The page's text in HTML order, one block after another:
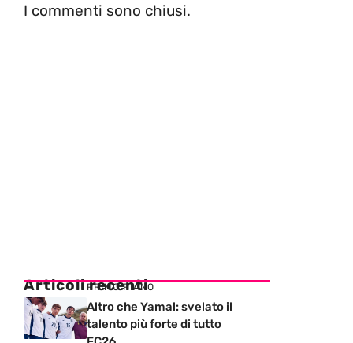
I commenti sono chiusi.
Articoli recenti
PRIMO PIANO
Altro che Yamal: svelato il
talento più forte di tutto